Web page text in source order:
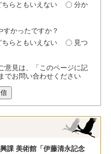
ちらともいえない
分か
すかったですか？
ちらともいえない
見つ
意見は、「このページに記
でお問い合わせください
課 美術館「伊藤清永記念